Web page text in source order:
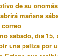
de su
mañana
correo
sábado, día 15,
una paliza por